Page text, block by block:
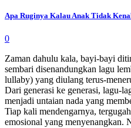
Apa Ruginya Kalau Anak Tidak
0
Zaman dahulu kala, bayi-bayi
sembari disenandungkan lagu
lullaby) yang diulang terus-
Dari generasi ke generasi, lagu-
menjadi untaian nada yang
Tiap kali mendengarnya,
emosional yang